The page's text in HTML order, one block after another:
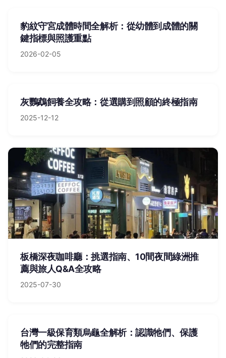
豹紋守宮成體時間全解析：從幼體到成體的關
鍵指標與照護重點
2026-02-05
灰鸚鵡飼養全攻略：從選購到照顧的終極指南
2025-12-12
板橋深夜咖啡廳：挑選指南、10間夜間綠洲推
薦與旅人Q&A全攻略
2025-07-30
台灣一級保育類烏龜全解析：認識牠們、保護
牠們的完整指南